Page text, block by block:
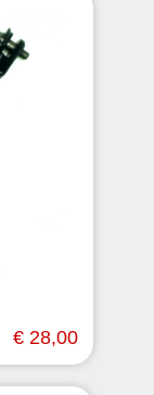
€ 28,00